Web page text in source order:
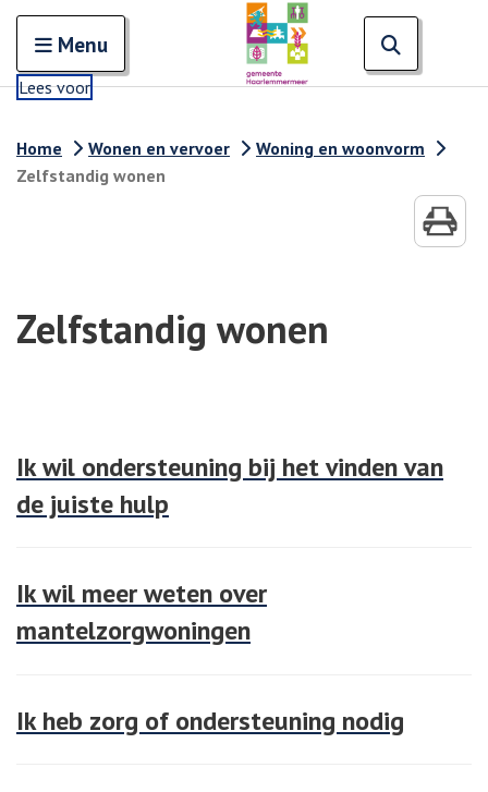
Open en sluit het
Menu
Lees voor
Home Wonen en vervoer
Woning en woonvorm
Zelfstandig wonen
Zelfstandig wonen
Ik wil ondersteuning bij het vinden van
de juiste hulp
Ik wil meer weten over
mantelzorgwoningen
Ik heb zorg of ondersteuning nodig